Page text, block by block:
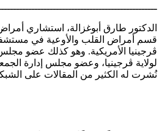
الدكتور طارق أبوغزالة، استشاري
قسم أمراض القلب والأوعية في
ڤرجينيا الأمريكية. وهو كذلك عضو مجلس
لولاية ڤرجينيا، وعضو مجلس إدارة
نُشرت له الكثير من المقالات على